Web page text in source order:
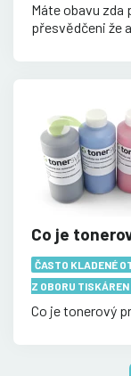
Máte obavu
přesvědčeni že
Co je
ČASTO KLADENÉ
Z OBORU TISKÁREN
Co je tonerový